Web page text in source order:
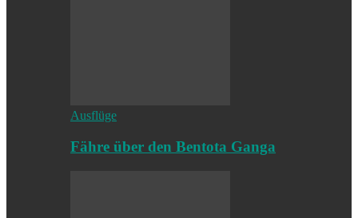
Ausflüge
Fähre über den Bentota Ganga